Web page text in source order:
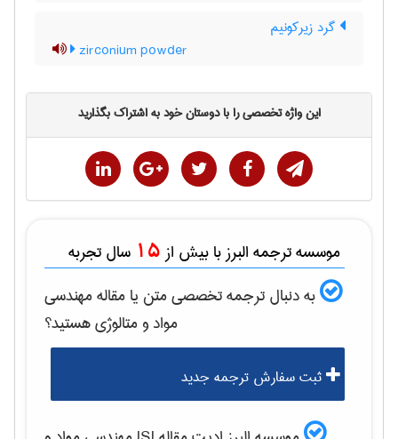
گرد زیرکونیم
zirconium powder
این واژه تخصصی را با دوستان خود به اشتراک بگذارید
موسسه ترجمه البرز با بیش از 15 سال تجربه
به دنبال ترجمه تخصصی متن یا مقالهمهندسی
مواد و متالوژیهستید؟
ثبت سفارش ترجمه جدید